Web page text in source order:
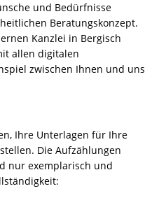
und Bedürfnisse
Beratungskonzept.
Kanzlei in Bergisch
allen digitalen
zwischen Ihnen und uns
Ihre Unterlagen für Ihre
Die Aufzählungen
nur exemplarisch und